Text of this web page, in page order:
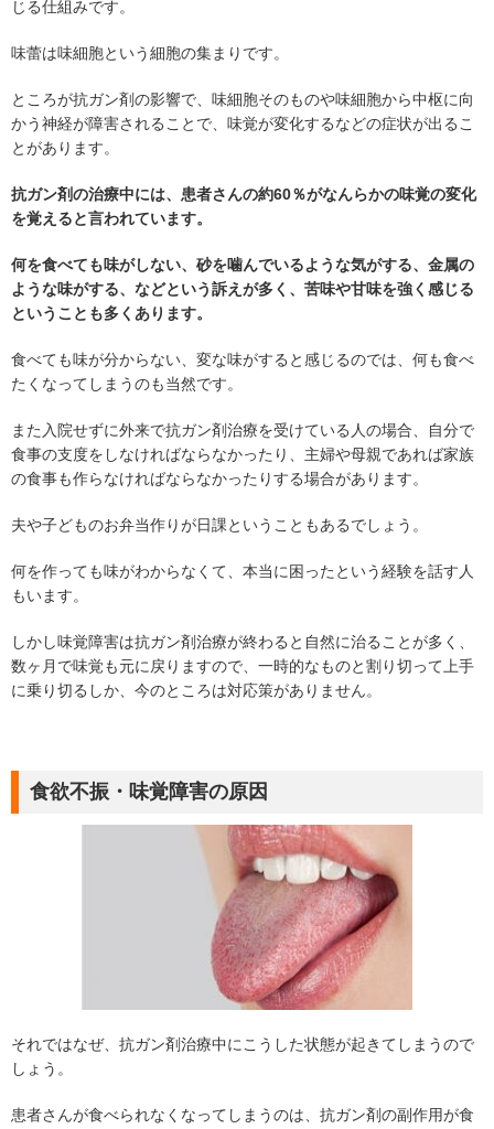
じる仕組みです。
味蕾は味細胞という細胞の集まりです。
ところが抗ガン剤の影響で、味細胞そのものや味細胞から中枢に向
かう神経が障害されることで、味覚が変化するなどの症状が出るこ
とがあります。
抗ガン剤の治療中には、患者さんの約60％がなんらかの味覚の変化
を覚えると言われています。
何を食べても味がしない、砂を噛んでいるような気がする、金属の
ような味がする、などという訴えが多く、苦味や甘味を強く感じる
ということも多くあります。
食べても味が分からない、変な味がすると感じるのでは、何も食べ
たくなってしまうのも当然です。
また入院せずに外来で抗ガン剤治療を受けている人の場合、自分で
食事の支度をしなければならなかったり、主婦や母親であれば家族
の食事も作らなければならなかったりする場合があります。
夫や子どものお弁当作りが日課ということもあるでしょう。
何を作っても味がわからなくて、本当に困ったという経験を話す人
もいます。
しかし味覚障害は抗ガン剤治療が終わると自然に治ることが多く、
数ヶ月で味覚も元に戻りますので、一時的なものと割り切って上手
に乗り切るしか、今のところは対応策がありません。
食欲不振・味覚障害の原因
それではなぜ、抗ガン剤治療中にこうした状態が起きてしまうので
しょう。
患者さんが食べられなくなってしまうのは、抗ガン剤の副作用が食